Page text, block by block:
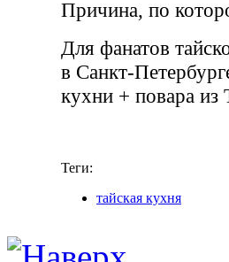
Причина, по
Для фанатов
в Санкт-
кухни + повара из
Теги:
тайская кухня